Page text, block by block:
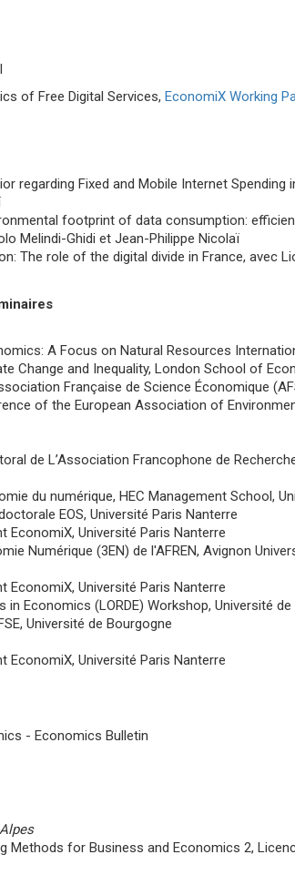
of Free Digital Services, EconomiX Working
regarding Fixed and Mobile Internet Spending
footprint of data consumption:
Melindi-Ghidi et Jean-Philippe Nicolaï
The role of the digital divide in France, avec
A Focus on Natural Resources
Change and Inequality, London School of
Française de Science Économique
of the European Association of
de L’Association Francophone de
du numérique, HEC Management School,
EOS, Université Paris Nanterre
EconomiX, Université Paris Nanterre
Numérique (3EN) de l'AFREN, Avignon
EconomiX, Université Paris Nanterre
in Economics (LORDE) Workshop, Université
Université de Bourgogne
EconomiX, Université Paris Nanterre
- Economics Bulletin
Methods for Business and Economics 2,